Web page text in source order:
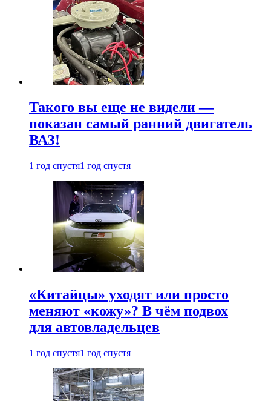
Такого вы еще не видели —
показан самый ранний двигатель
ВАЗ!
1 год спустя1 год спустя
«Китайцы» уходят или просто
меняют «кожу»? В чём подвох
для автовладельцев
1 год спустя1 год спустя